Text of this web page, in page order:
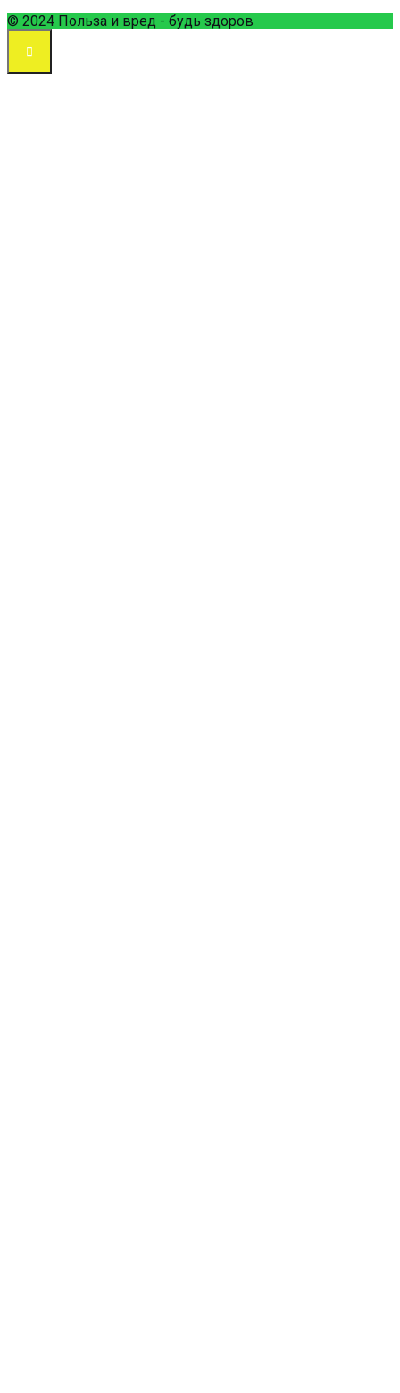
© 2024 Польза и вред - будь здоров